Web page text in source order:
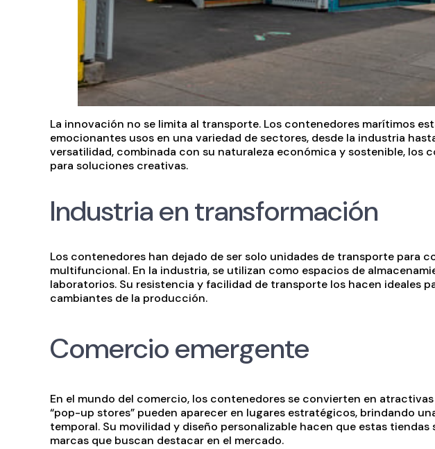
La innovación no se limita al transporte. Los contenedores marítimos
emocionantes usos en una variedad de sectores, desde la industria
versatilidad, combinada con su naturaleza económica y sostenible, los
para soluciones creativas.
Industria en transformación
Los contenedores han dejado de ser solo unidades de transporte para
multifuncional. En la industria, se utilizan como espacios de
laboratorios. Su resistencia y facilidad de transporte los hacen ideales
cambiantes de la producción.
Comercio emergente
En el mundo del comercio, los contenedores se convierten en
“pop-up stores” pueden aparecer en lugares estratégicos, brindando
temporal. Su movilidad y diseño personalizable hacen que estas
marcas que buscan destacar en el mercado.